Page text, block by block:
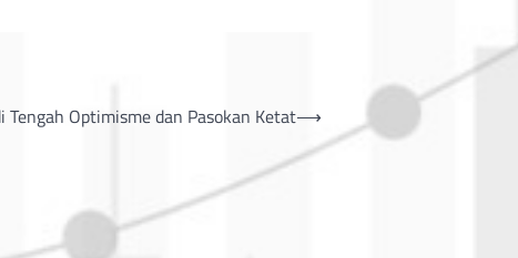
Tengah Optimisme dan Pasokan Ketat⟶